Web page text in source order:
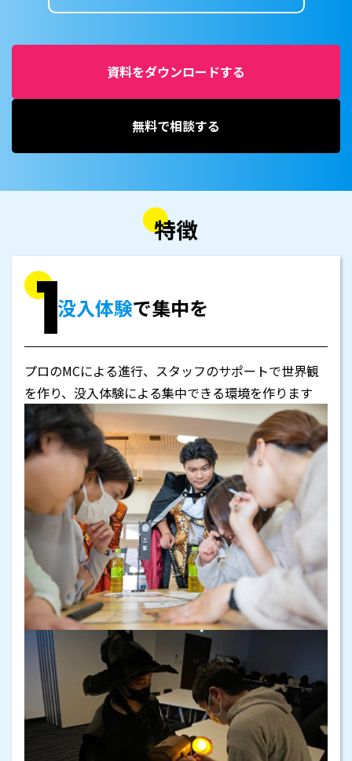
資料をダウンロードする
無料で相談する
特徴
没入体験で集中を
プロのMCによる進行、スタッフのサポートで世界観
を作り、没入体験による集中できる環境を作ります